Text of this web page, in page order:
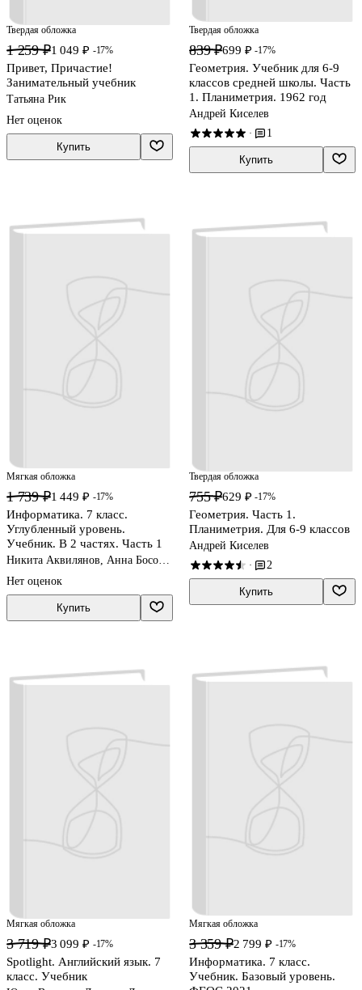
Твердая обложка
1 259 ₽1 049 ₽ -17%
Привет, Причастие!
Занимательный учебник
Татьяна Рик
Нет оценок
Купить
Твердая обложка
839 ₽699 ₽ -17%
Геометрия. Учебник для 6-9
классов средней школы. Часть
1. Планиметрия. 1962 год
Андрей Киселев
· 1
Купить
Мягкая обложка
1 739 ₽1 449 ₽ -17%
Информатика. 7 класс.
Углубленный уровень.
Учебник. В 2 частях. Часть 1
Никита Аквилянов, Анна Босова,
Нет оценок
Купить
Твердая обложка
755 ₽629 ₽ -17%
Геометрия. Часть 1.
Планиметрия. Для 6-9 классов
Андрей Киселев
· 2
Купить
Мягкая обложка
3 719 ₽3 099 ₽ -17%
Spotlight. Английский язык. 7
класс. Учебник
Мягкая обложка
3 359 ₽2 799 ₽ -17%
Информатика. 7 класс.
Учебник. Базовый уровень.